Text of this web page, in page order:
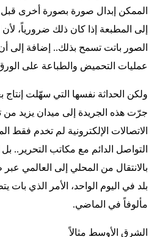
الممكن إبدال صورة بصورة أخرى
إلى المطبعة إذا كان ذلك ضرورياً، لأن
الصور باتت تسمح بذلك.. إضافة إلى
عمليات التحميض والطباعة على
ولكن الحداثة نفسها التي سهّلت
جرّت هذه الجريدة إلى ميدان يزيد من
الاتصالات الإلكترونية لم تخدم فقط
التواصل الدائم مع مكاتب التحرير..
بالانتقال من المحلي إلى العالمي
بلد في اليوم الواحد، الأمر الذي
مألوفاً في الماضي.
الشرق الأوسط مثالاً